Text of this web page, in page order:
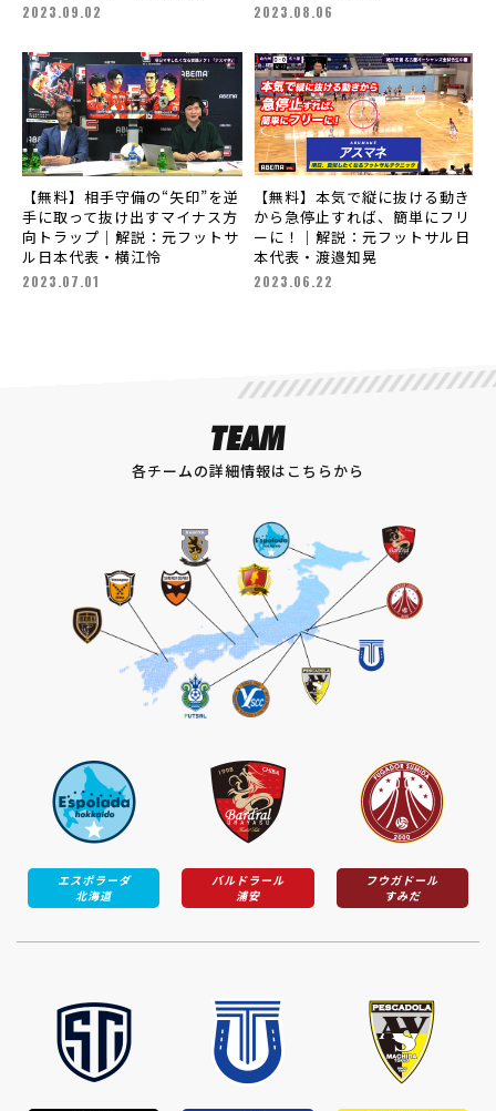
2023.09.02 2023.08.06
【無料】相手守備の“矢印”を逆
手に取って抜け出すマイナス方
向トラップ｜解説：元フットサ
ル日本代表・横江怜
2023.07.01
【無料】本気で縦に抜ける動き
から急停止すれば、簡単にフリ
ーに！｜解説：元フットサル日
本代表・渡邉知晃
2023.06.22
TEAM
各チームの詳細情報はこちらから
エスポラーダ
北海道
バルドラール
浦安
フウガドール
すみだ